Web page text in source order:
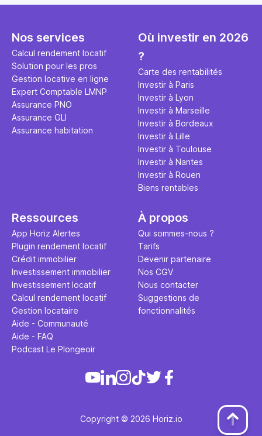
expliquons tout dans cet
règle
ce secret
l'argent
principale
études et
Nos services
Calcul rendement locatif
Solution pour les pros
Gestion locative en ligne
Expert Comptable LMNP
Assurance PNO
Assurance GLI
Assurance habitation
Où investir en 2026
?
Carte des rentabilités
Investir à Paris
Investir à Lyon
Investir à Marseille
Investir à Bordeaux
Investir à Lille
Investir à Toulouse
Investir à Nantes
Investir à Rouen
Biens rentables
Ressources
App Horiz Alertes
Plugin rendement locatif
Crédit immobilier
Investissement immobilier
Investissement locatif
Calcul rendement locatif
Gestion locataire
Aide - Communauté
Aide - FAQ
Podcast Le Plongeoir
À propos
Qui sommes-nous ?
Tarifs
Devenir partenaire
Nos CGV
Nous contacter
Suggestions de
fonctionnalités
Copyright © 2026 Horiz.io